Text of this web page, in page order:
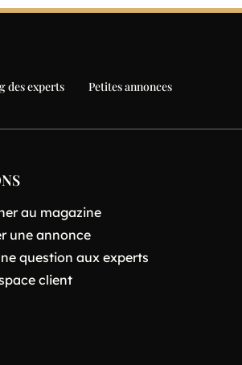
des experts Petites annonces
au magazine
une annonce
question aux experts
client